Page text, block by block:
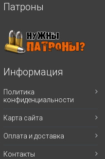
Патроны
Информация
Политика
конфиденциальности
Карта сайта
Оплата и доставка
Контакты